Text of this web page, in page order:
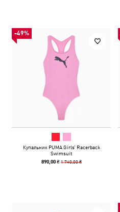
-49%
Купальник PUMA Girls’‎ Racerback
Swimsuit
890,00 ₴ 1 740,00 ₴